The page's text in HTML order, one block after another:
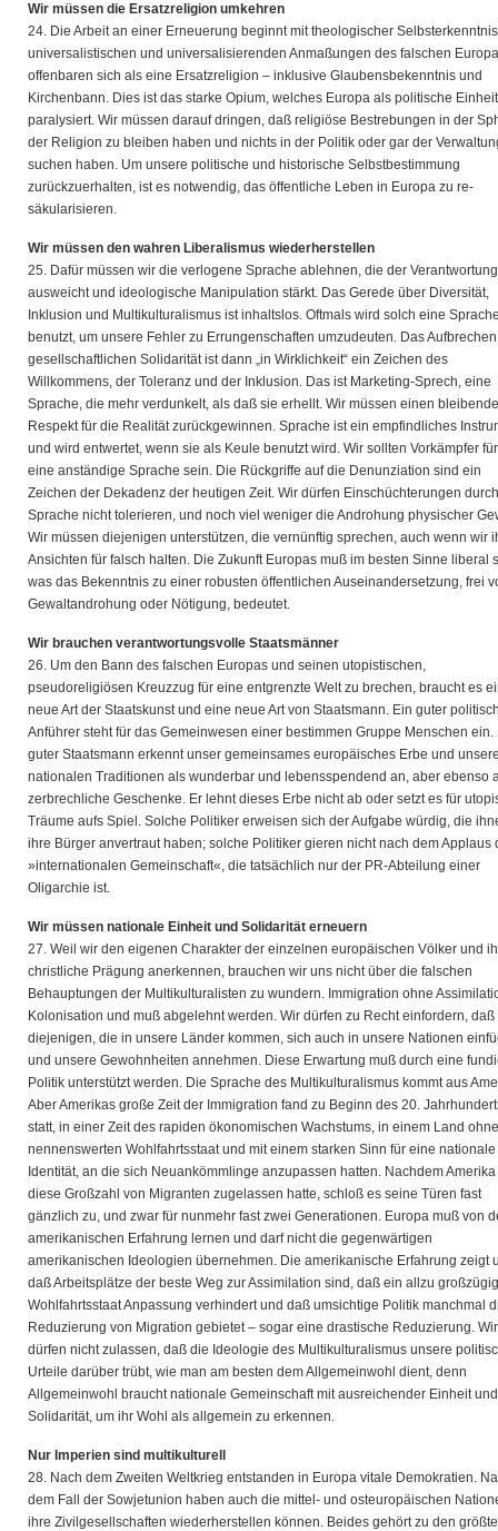
Wir müssen die Ersatzreligion umkehren
24. Die Arbeit an einer Erneuerung beginnt mit theologischer
universalistischen und universalisierenden Anmaßungen des falschen Europa
offenbaren sich als eine Ersatzreligion – inklusive Glaubensbekenntnis und
Kirchenbann. Dies ist das starke Opium, welches Europa als politische Einheit
paralysiert. Wir müssen darauf dringen, daß religiöse Bestrebungen in der
der Religion zu bleiben haben und nichts in der Politik oder gar der
suchen haben. Um unsere politische und historische Selbstbestimmung
zurückzuerhalten, ist es notwendig, das öffentliche Leben in Europa zu re-
säkularisieren.
Wir müssen den wahren Liberalismus wiederherstellen
25. Dafür müssen wir die verlogene Sprache ablehnen, die der Verantwortung
ausweicht und ideologische Manipulation stärkt. Das Gerede über Diversität,
Inklusion und Multikulturalismus ist inhaltslos. Oftmals wird solch eine
benutzt, um unsere Fehler zu Errungenschaften umzudeuten. Das
gesellschaftlichen Solidarität ist dann „in Wirklichkeit“ ein Zeichen des
Willkommens, der Toleranz und der Inklusion. Das ist Marketing-Sprech, eine
Sprache, die mehr verdunkelt, als daß sie erhellt. Wir müssen einen
Respekt für die Realität zurückgewinnen. Sprache ist ein empfindliches
und wird entwertet, wenn sie als Keule benutzt wird. Wir sollten Vorkämpfer für
eine anständige Sprache sein. Die Rückgriffe auf die Denunziation sind ein
Zeichen der Dekadenz der heutigen Zeit. Wir dürfen Einschüchterungen durch
Sprache nicht tolerieren, und noch viel weniger die Androhung physischer
Wir müssen diejenigen unterstützen, die vernünftig sprechen, auch wenn wir
Ansichten für falsch halten. Die Zukunft Europas muß im besten Sinne liberal
was das Bekenntnis zu einer robusten öffentlichen Auseinandersetzung, frei
Gewaltandrohung oder Nötigung, bedeutet.
Wir brauchen verantwortungsvolle Staatsmänner
26. Um den Bann des falschen Europas und seinen utopistischen,
pseudoreligiösen Kreuzzug für eine entgrenzte Welt zu brechen, braucht es
neue Art der Staatskunst und eine neue Art von Staatsmann. Ein guter
Anführer steht für das Gemeinwesen einer bestimmen Gruppe Menschen ein.
guter Staatsmann erkennt unser gemeinsames europäisches Erbe und
nationalen Traditionen als wunderbar und lebensspendend an, aber ebenso
zerbrechliche Geschenke. Er lehnt dieses Erbe nicht ab oder setzt es für
Träume aufs Spiel. Solche Politiker erweisen sich der Aufgabe würdig, die
ihre Bürger anvertraut haben; solche Politiker gieren nicht nach dem Applaus
»internationalen Gemeinschaft«, die tatsächlich nur der PR-Abteilung einer
Oligarchie ist.
Wir müssen nationale Einheit und Solidarität erneuern
27. Weil wir den eigenen Charakter der einzelnen europäischen Völker und
christliche Prägung anerkennen, brauchen wir uns nicht über die falschen
Behauptungen der Multikulturalisten zu wundern. Immigration ohne
Kolonisation und muß abgelehnt werden. Wir dürfen zu Recht einfordern, daß
diejenigen, die in unsere Länder kommen, sich auch in unsere Nationen
und unsere Gewohnheiten annehmen. Diese Erwartung muß durch eine
Politik unterstützt werden. Die Sprache des Multikulturalismus kommt aus
Aber Amerikas große Zeit der Immigration fand zu Beginn des 20.
statt, in einer Zeit des rapiden ökonomischen Wachstums, in einem Land ohne
nennenswerten Wohlfahrtsstaat und mit einem starken Sinn für eine nationale
Identität, an die sich Neuankömmlinge anzupassen hatten. Nachdem Amerika
diese Großzahl von Migranten zugelassen hatte, schloß es seine Türen fast
gänzlich zu, und zwar für nunmehr fast zwei Generationen. Europa muß von
amerikanischen Erfahrung lernen und darf nicht die gegenwärtigen
amerikanischen Ideologien übernehmen. Die amerikanische Erfahrung zeigt
daß Arbeitsplätze der beste Weg zur Assimilation sind, daß ein allzu
Wohlfahrtsstaat Anpassung verhindert und daß umsichtige Politik manchmal
Reduzierung von Migration gebietet – sogar eine drastische Reduzierung. Wir
dürfen nicht zulassen, daß die Ideologie des Multikulturalismus unsere
Urteile darüber trübt, wie man am besten dem Allgemeinwohl dient, denn
Allgemeinwohl braucht nationale Gemeinschaft mit ausreichender Einheit und
Solidarität, um ihr Wohl als allgemein zu erkennen.
Nur Imperien sind multikulturell
28. Nach dem Zweiten Weltkrieg entstanden in Europa vitale Demokratien.
dem Fall der Sowjetunion haben auch die mittel- und osteuropäischen
ihre Zivilgesellschaften wiederherstellen können. Beides gehört zu den